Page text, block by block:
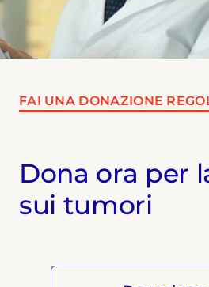
FAI UNA DONAZIONE
Dona ora per
sui tumori